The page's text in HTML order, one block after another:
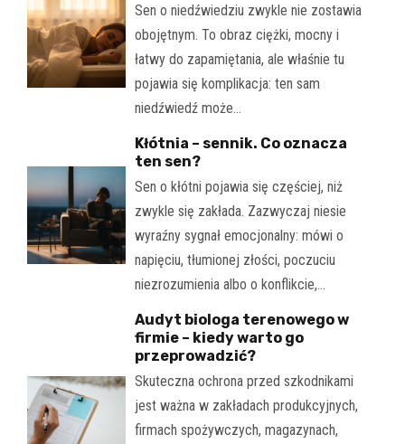
Sen o niedźwiedziu zwykle nie zostawia
obojętnym. To obraz ciężki, mocny i
łatwy do zapamiętania, ale właśnie tu
pojawia się komplikacja: ten sam
niedźwiedź może…
Kłótnia – sennik. Co oznacza
ten sen?
Sen o kłótni pojawia się częściej, niż
zwykle się zakłada. Zazwyczaj niesie
wyraźny sygnał emocjonalny: mówi o
napięciu, tłumionej złości, poczuciu
niezrozumienia albo o konflikcie,…
Audyt biologa terenowego w
firmie – kiedy warto go
przeprowadzić?
Skuteczna ochrona przed szkodnikami
jest ważna w zakładach produkcyjnych,
firmach spożywczych, magazynach,